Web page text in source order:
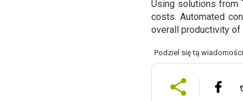
Using solutions from
costs. Automated
overall productivity of
Podziel się tą